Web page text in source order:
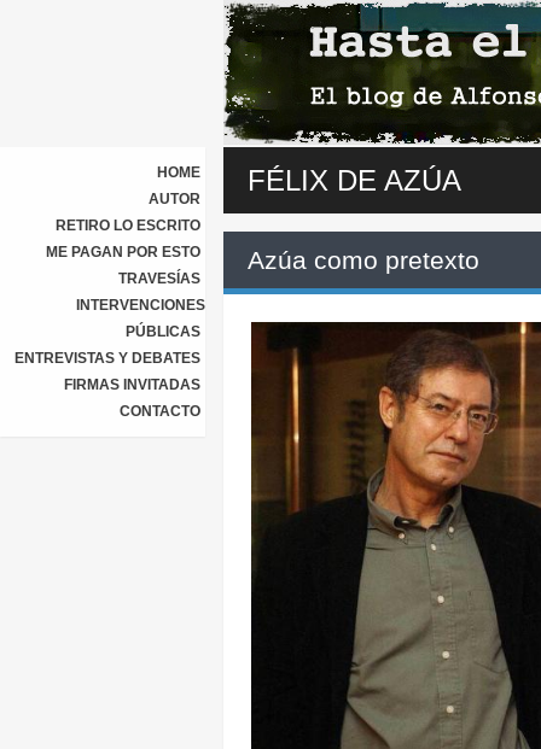
HOME
AUTOR
RETIRO LO ESCRITO
ME PAGAN POR ESTO
TRAVESÍAS
INTERVENCIONES
PÚBLICAS
ENTREVISTAS Y DEBATES
FIRMAS INVITADAS
CONTACTO
FÉLIX DE AZÚA
Azúa como pretexto